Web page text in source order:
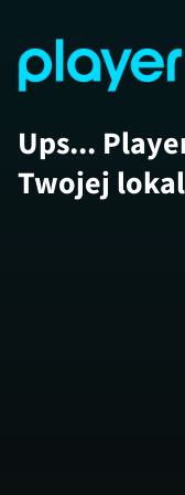
Ups...
Twojej